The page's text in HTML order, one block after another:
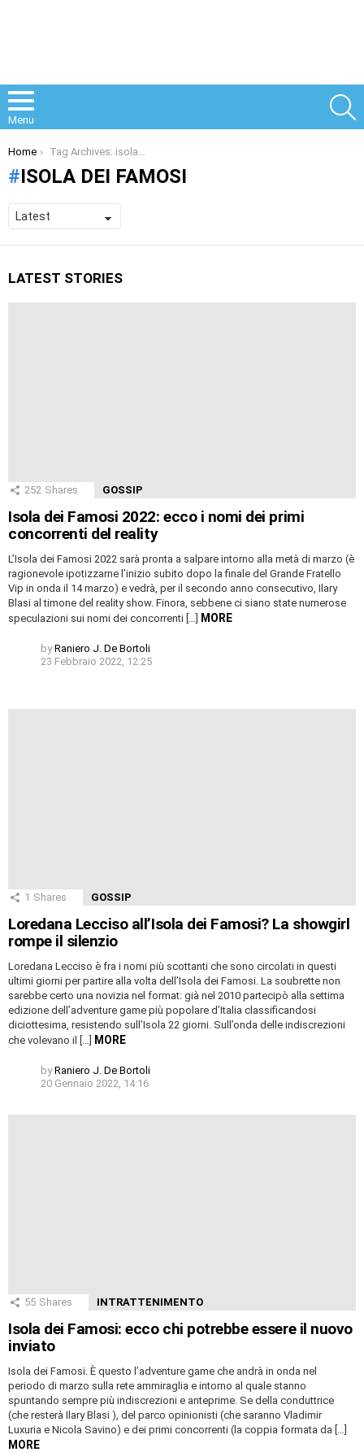
Menu
You are here:
Home Tag Archives: isola dei famosi
ISOLA DEI FAMOSI
LATEST STORIES
252 Shares GOSSIP
Isola dei Famosi 2022: ecco i nomi dei primi
concorrenti del reality
L’Isola dei Famosi 2022 sarà pronta a salpare intorno alla metà di marzo (è
ragionevole ipotizzarne l’inizio subito dopo la finale del Grande Fratello
Vip in onda il 14 marzo) e vedrà, per il secondo anno consecutivo, Ilary
Blasi al timone del reality show. Finora, sebbene ci siano state numerose
speculazioni sui nomi dei concorrenti […]
MORE
by Raniero J. De Bortoli
23 Febbraio 2022, 12:25
1 Shares GOSSIP
Loredana Lecciso all’Isola dei Famosi? La showgirl
rompe il silenzio
Loredana Lecciso è fra i nomi più scottanti che sono circolati in questi
ultimi giorni per partire alla volta dell’Isola dei Famosi. La soubrette non
sarebbe certo una novizia nel format: già nel 2010 partecipò alla settima
edizione dell’adventure game più popolare d’Italia classificandosi
diciottesima, resistendo sull’Isola 22 giorni. Sull’onda delle indiscrezioni
che volevano il […] MORE
by Raniero J. De Bortoli
20 Gennaio 2022, 14:16
55 Shares INTRATTENIMENTO
Isola dei Famosi: ecco chi potrebbe essere il nuovo
inviato
Isola dei Famosi. È questo l’adventure game che andrà in onda nel
periodo di marzo sulla rete ammiraglia e intorno al quale stanno
spuntando sempre più indiscrezioni e anteprime. Se della conduttrice
(che resterà Ilary Blasi ), del parco opinionisti (che saranno Vladimir
Luxuria e Nicola Savino) e dei primi concorrenti (la coppia formata da […]
MORE